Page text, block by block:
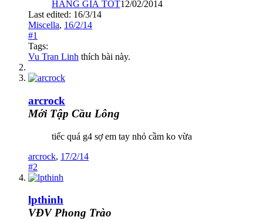
HÃNG GIÁ TỐT12/02/2014
Last edited: 16/3/14
Miscella, 16/2/14
#1
Tags:
Vu Tran Linh thích bài này.
arcrock
Mới Tập Cầu Lông
tiếc quá g4 sợ em tay nhỏ cầm ko vừa
arcrock, 17/2/14
#2
lpthinh
VĐV Phong Trào